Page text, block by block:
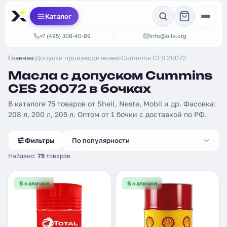
Каталог
+7 (495) 308-40-89 info@oilx.org
Главная›Допуски производителей›Cummins CES 20072
Масла с допуском Cummins
CES 20072 в бочках
В каталоге 75 товаров от Shell, Neste, Mobil и др. Фасовка:
208 л, 200 л, 205 л. Оптом от 1 бочки с доставкой по РФ.
Фильтры
Найдено: 75 товаров
По популярности
В наличии В наличии